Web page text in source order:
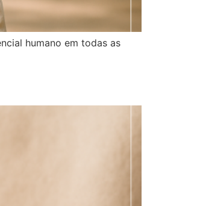
humano em todas as